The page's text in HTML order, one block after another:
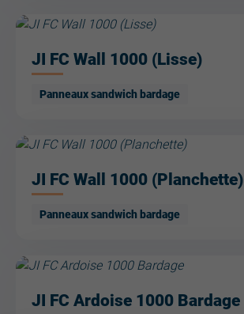
JI FC Wall 1000 (Lisse)
Panneaux sandwich bardage
JI FC Wall 1000 (Planchette)
Panneaux sandwich bardage
JI FC Ardoise 1000 Bardage